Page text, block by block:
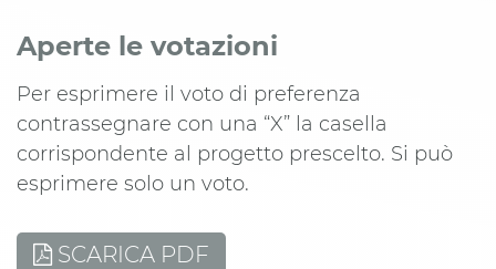
Aperte le votazioni
Per esprimere il voto di preferenza
contrassegnare con una “X” la casella
corrispondente al progetto prescelto. Si può
esprimere solo un voto.
SCARICA PDF